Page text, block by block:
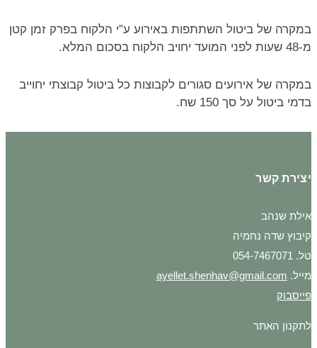
במקרה של ביטול השתתפות באירוע ע”י הלקוח בפרק זמן קטן
מ-48 שעות לפני המועד יחויב הלקוח בסכום המלא.
במקרה של אירועים סגורים לקבוצות כל ביטול קבוצתי יחוייב
בדמי ביטול על סך 150 שח.
יצירת קשר
אילת שנהב
קיבוץ שדה נחמיה
טל. 054-7467071
מייל. ayellet.shenhav@gmail.com
פייסבוק
לתקנון האתר